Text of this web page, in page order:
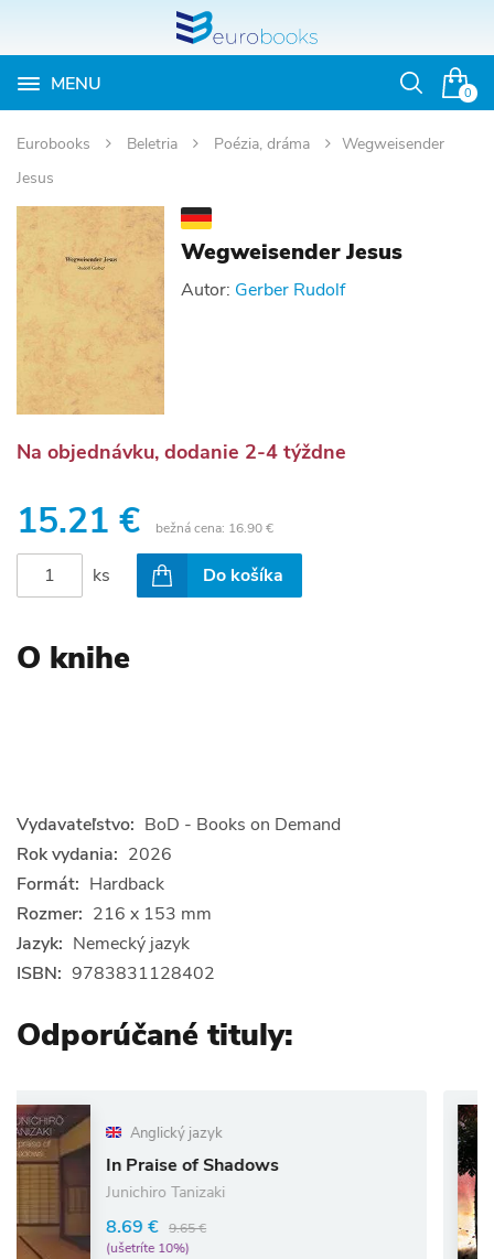
0
MENU
Otvoriť
Eurobooks Beletria Poézia, dráma
Wegweisender
Jesus
Wegweisender Jesus
Autor: Gerber Rudolf
Na objednávku, dodanie 2-4 týždne
15.21 € bežná cena: 16.90 €
ks Do košíka
O knihe
Vydavateľstvo: BoD - Books on Demand
Rok vydania: 2026
Formát: Hardback
Rozmer: 216 x 153 mm
Jazyk: Nemecký jazyk
ISBN: 9783831128402
Odporúčané tituly:
Anglický jazyk
Praise of Shadows
Tanizaki
€ 9.65 €
10%)